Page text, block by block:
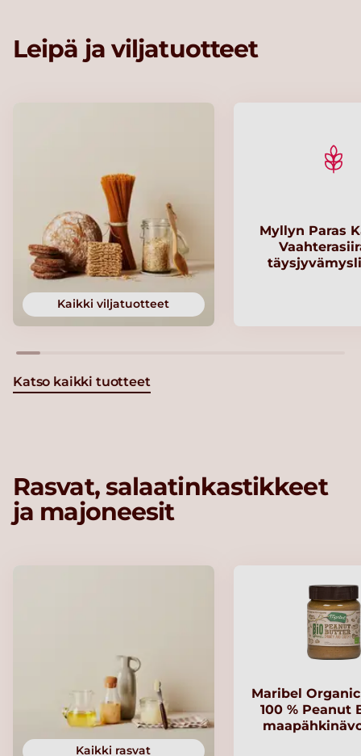
Leipä ja viljatuotteet
Kaikki viljatuotteet
Myllyn Paras
Katso kaikki tuotteet
Rasvat, salaatinkastikkeet
ja majoneesit
Kaikki rasvat
Maribel
100 % Peanut